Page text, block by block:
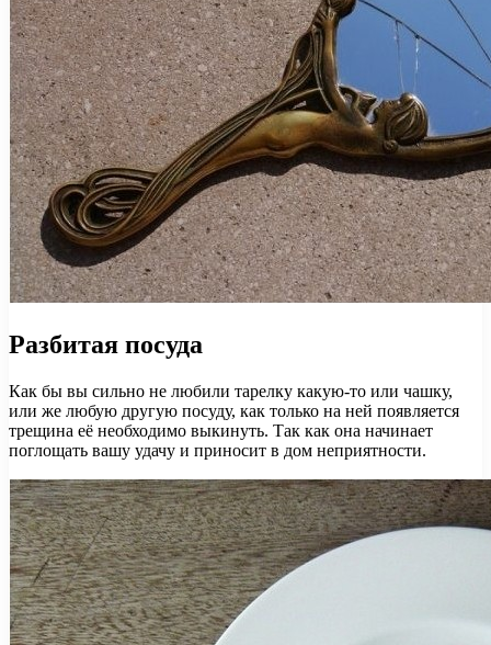
Разбитая посуда
Как бы вы сильно не любили тарелку какую-то или чашку,
или же любую другую посуду, как только на ней появляется
трещина её необходимо выкинуть. Так как она начинает
поглощать вашу удачу и приносит в дом неприятности.